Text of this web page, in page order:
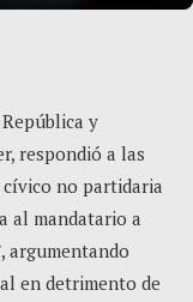
y
respondió a las
no partidaria
al mandatario a
argumentando
en detrimento de